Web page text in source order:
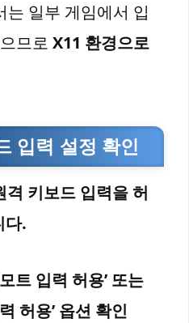
일부 게임에서 입
므로 X11 환경으로
입력 설정 확인
키보드 입력을 허
다.
트 입력 허용’ 또는
허용’ 옵션 확인